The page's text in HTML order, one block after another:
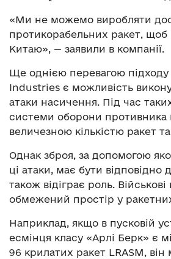
«Ми не можемо виробляти
протикорабельних ракет, щоб
Китаю», — заявили в компанії.
Ще однією перевагою підходу
Industries є можливість
атаки насичення. Під час
системи оборони
величезною кількістю ракет
Однак зброя, за допомогою
ці атаки, має бути відповідно
також відіграє роль.
обмежений простір у
Наприклад, якщо в пусковій
есмінця класу «Арлі Берк» є
96 крилатих ракет LRASM,